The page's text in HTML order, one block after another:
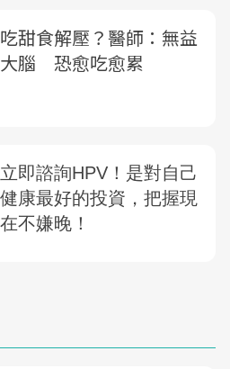
吃甜食解壓？醫師：無益
大腦 恐愈吃愈累